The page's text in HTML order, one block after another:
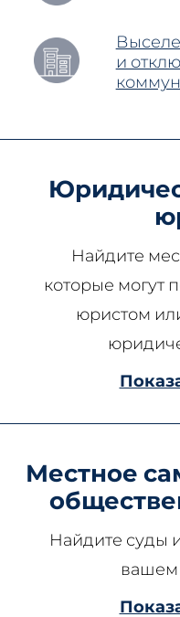
и
Найдите
которые могут
юристом
Местное
Найдите суды
вашем